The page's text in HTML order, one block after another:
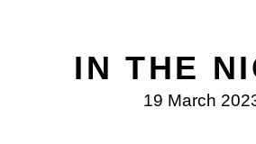
IN THE
19 March